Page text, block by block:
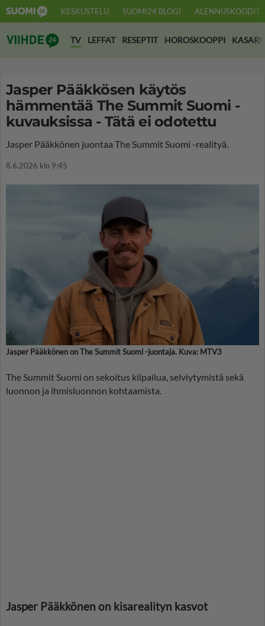
KESKUSTELU SUOMI24 BLOGI ALENNUSKOODIT
Suomi24 Viihde
TV LEFFAT RESEPTIT HOROSKOOPPI KASARI
Jasper Pääkkösen käytös
hämmentää The Summit Suomi -
kuvauksissa - Tätä ei odotettu
Jasper Pääkkönen juontaa The Summit Suomi -realityä.
8.6.2026 klo 9:45
Jasper Pääkkönen on The Summit Suomi -juontaja. Kuva: MTV3
The Summit Suomi on sekoitus kilpailua, selviytymistä sekä
luonnon ja ihmisluonnon kohtaamista.
Jasper Pääkkönen on kisarealityn kasvot